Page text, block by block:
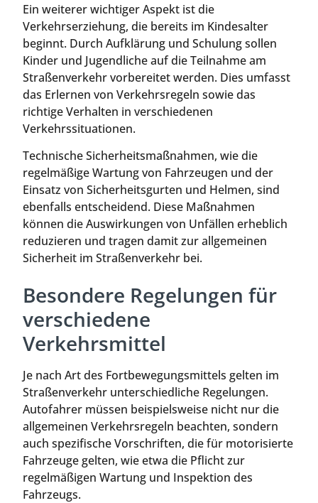
Ein weiterer wichtiger Aspekt ist die
Verkehrserziehung, die bereits im Kindesalter
beginnt. Durch Aufklärung und Schulung sollen
Kinder und Jugendliche auf die Teilnahme am
Straßenverkehr vorbereitet werden. Dies umfasst
das Erlernen von Verkehrsregeln sowie das
richtige Verhalten in verschiedenen
Verkehrssituationen.
Technische Sicherheitsmaßnahmen, wie die
regelmäßige Wartung von Fahrzeugen und der
Einsatz von Sicherheitsgurten und Helmen, sind
ebenfalls entscheidend. Diese Maßnahmen
können die Auswirkungen von Unfällen erheblich
reduzieren und tragen damit zur allgemeinen
Sicherheit im Straßenverkehr bei.
Besondere Regelungen für
verschiedene
Verkehrsmittel
Je nach Art des Fortbewegungsmittels gelten im
Straßenverkehr unterschiedliche Regelungen.
Autofahrer müssen beispielsweise nicht nur die
allgemeinen Verkehrsregeln beachten, sondern
auch spezifische Vorschriften, die für motorisierte
Fahrzeuge gelten, wie etwa die Pflicht zur
regelmäßigen Wartung und Inspektion des
Fahrzeugs.